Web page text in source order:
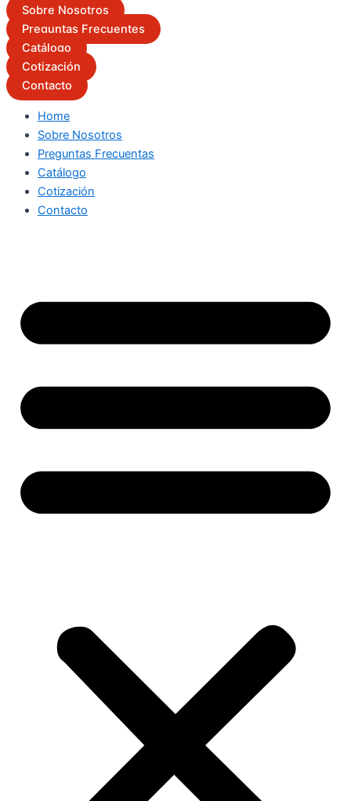
Sobre Nosotros
Preguntas Frecuentes
Catálogo
Cotización
Contacto
Home
Sobre Nosotros
Preguntas Frecuentas
Catálogo
Cotización
Contacto